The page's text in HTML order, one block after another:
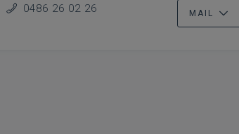
0486 26 02 26 MAIL